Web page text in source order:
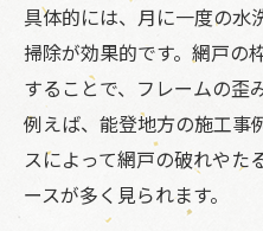
網戸の破れを防
花粉や砂埃対策
ス
網戸トラブルを
静電気防止で網
虫の侵入を防ぐ網
具体的には、月に一度の水
掃除が効果的です。網戸の
することで、フレームの歪
例えば、能登地方の施工事
スによって網戸の破れやた
ースが多く見られます。